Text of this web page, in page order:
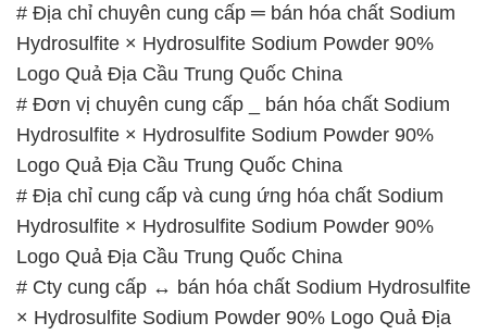
# Địa chỉ chuyên cung cấp ═ bán hóa chất Sodium
Hydrosulfite × Hydrosulfite Sodium Powder 90%
Logo Quả Địa Cầu Trung Quốc China
# Đơn vị chuyên cung cấp _ bán hóa chất Sodium
Hydrosulfite × Hydrosulfite Sodium Powder 90%
Logo Quả Địa Cầu Trung Quốc China
# Địa chỉ cung cấp và cung ứng hóa chất Sodium
Hydrosulfite × Hydrosulfite Sodium Powder 90%
Logo Quả Địa Cầu Trung Quốc China
# Cty cung cấp ↔ bán hóa chất Sodium Hydrosulfite
× Hydrosulfite Sodium Powder 90% Logo Quả Địa